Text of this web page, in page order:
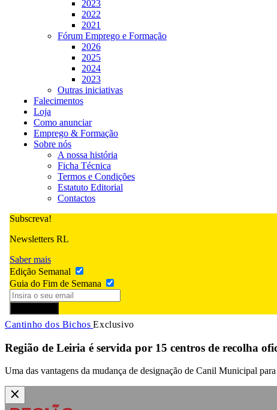
2023
2022
2021
Fórum Emprego e Formação
2026
2025
2024
2023
Outras iniciativas
Falecimentos
Loja
Como anunciar
Emprego & Formação
Sobre nós
A nossa história
Ficha Técnica
Termos e Condições
Estatuto Editorial
Contactos
Subscreva!
Newsletters RL
Saber mais
Edição Semanal
Guia do Fim de Semana
Cantinho dos Bichos Exclusivo
Região de Leiria é servida por 15 centros de recolha
Uma das vantagens da mudança de designação de Canil Municipal